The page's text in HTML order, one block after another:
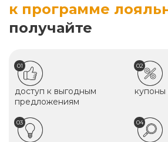
к программе
получайте
01
доступ к выгодным
предложениям
02
купоны
03 04